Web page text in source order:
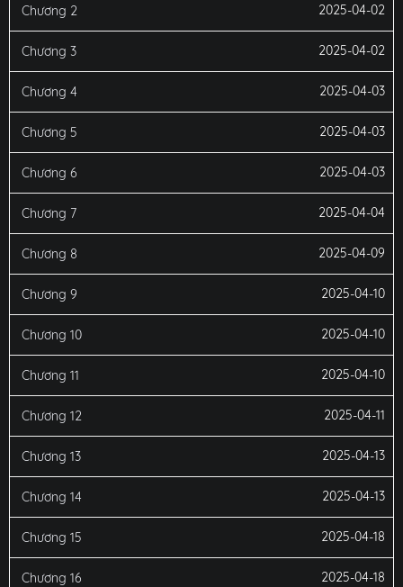
Chương 2 2025-04-02
Chương 3 2025-04-02
Chương 4 2025-04-03
Chương 5 2025-04-03
Chương 6 2025-04-03
Chương 7 2025-04-04
Chương 8 2025-04-09
Chương 9 2025-04-10
Chương 10 2025-04-10
Chương 11 2025-04-10
Chương 12 2025-04-11
Chương 13 2025-04-13
Chương 14 2025-04-13
Chương 15 2025-04-18
Chương 16 2025-04-18